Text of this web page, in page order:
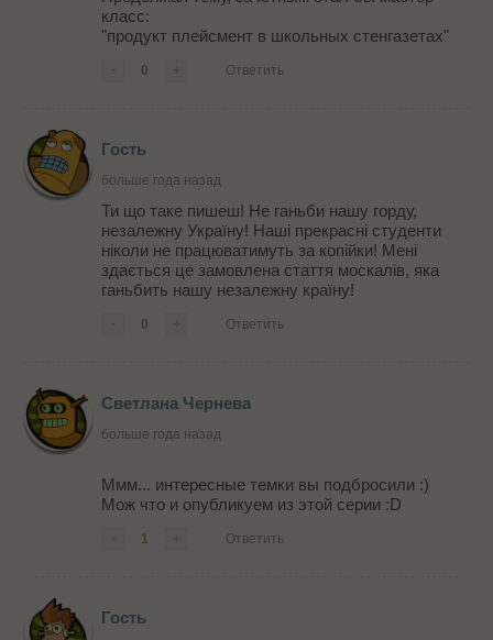
класс:
"продукт плейсмент в школьных стенгазетах"
0 Ответить
Гость
больше года назад
Ти що таке пишеш! Не ганьби нашу горду,
незалежну Україну! Наші прекрасні студенти
ніколи не працюватимуть за копійки! Мені
здається це замовлена стаття москалів, яка
ганьбить нашу незалежну країну!
0 Ответить
Светлана Чернева
больше года назад
Ммм... интересные темки вы подбросили :)
Мож что и опубликуем из этой серии :D
1 Ответить
Гость